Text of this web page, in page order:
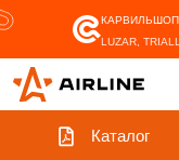
КАРВИЛЬШОП
LUZAR,
Каталог